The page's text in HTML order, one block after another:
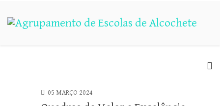
05 MARÇO 2024